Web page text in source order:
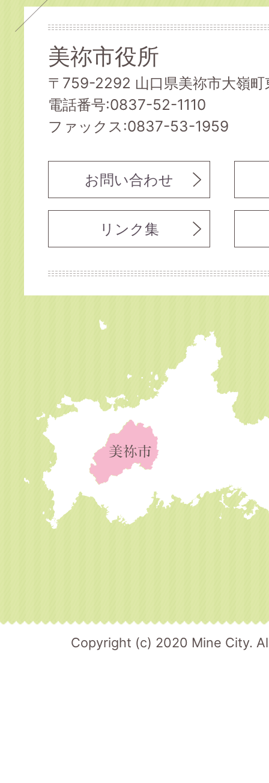
美祢市役所
〒759-2292 山口県美祢市大嶺
電話番号:0837-52-1110
ファックス:0837-53-1959
お問い合わせ
リンク集
Copyright (c) 2020 Mine City.